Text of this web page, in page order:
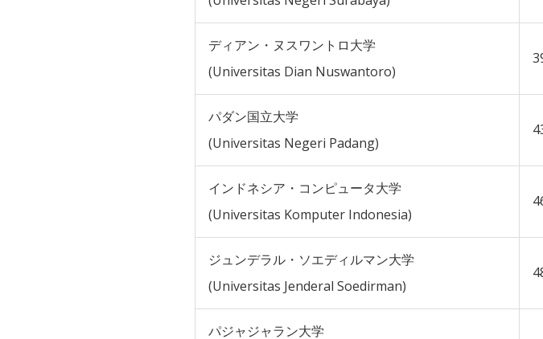
ディアン・ヌスワントロ大学
(Universitas Dian Nuswantoro)
パダン国立大学
(Universitas Negeri Padang)
インドネシア・コンピュータ大学
(Universitas Komputer Indonesia)
ジュンデラル・ソエディルマン大学
(Universitas Jenderal Soedirman)
パジャジャラン大学